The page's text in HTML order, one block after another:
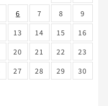
6 7 8
9
13 14 15
16
20 21 22
23
27 28 29
30